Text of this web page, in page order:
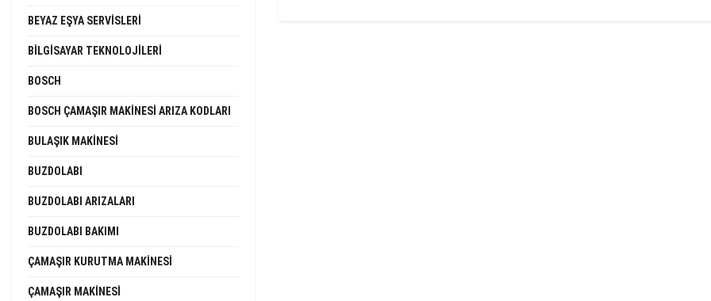
BEYAZ EŞYA SERVISLERI
BILGISAYAR TEKNOLOJILERI
BOSCH
BOSCH ÇAMAŞIR MAKINESI ARIZA KODLARI
BULAŞIK MAKINESI
BUZDOLABI
BUZDOLABI ARIZALARI
BUZDOLABI BAKIMI
ÇAMAŞIR KURUTMA MAKINESI
ÇAMAŞIR MAKINESI